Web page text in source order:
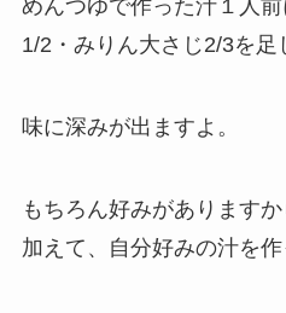
めんつゆで作った汁１人
1/2・みりん大さじ2/3を足
味に深みが出ますよ。
もちろん好みがあります
加えて、自分好みの汁を